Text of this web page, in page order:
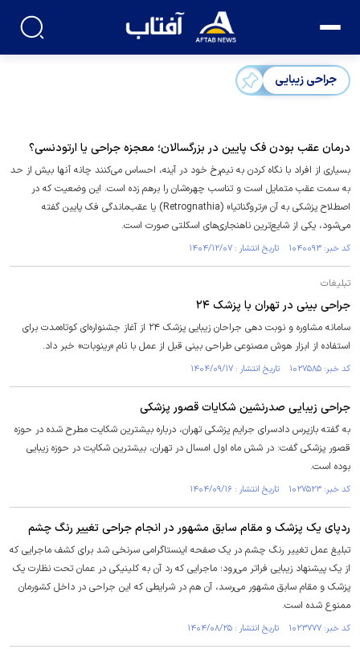
جراحی زیبایی
درمان عقب بودن فک پایین در بزرگسالان؛ معجزه جراحی یا ارتودنسی؟
بسیاری از افراد با نگاه کردن به نیم‌رخ خود در آینه، احساس می‌کنند چانه آنها بیش از حد
به سمت عقب متمایل است و تناسب چهره‌شان را برهم زده است. این وضعیت که در
اصطلاح پزشکی به آن «رتروگناتیا» (Retrognathia) یا عقب‌ماندگی فک پایین گفته
می‌شود، یکی از شایع‌ترین ناهنجاری‌های اسکلتی صورت است.
کد خبر: ۱۰۴۰۰۹۳ تاریخ انتشار : ۱۴۰۴/۱۲/۰۷
تبلیغات
جراحی بینی در تهران با پزشک ۲۴
سامانه مشاوره و نوبت دهی جراحان زیبایی پزشک ۲۴ از آغاز جشنواره‌ای کوتاه‌مدت برای
استفاده از ابزار هوش مصنوعی طراحی بینی قبل از عمل با نام «رینوبات» خبر داد.
کد خبر: ۱۰۲۷۵۸۵ تاریخ انتشار : ۱۴۰۴/۰۹/۱۷
جراحی زیبایی صدرنشین شکایات قصور پزشکی
به گفته بازپرس دادسرای جرایم پزشکی تهران، درباره بیشترین شکایت مطرح شده در حوزه
قصور پزشکی گفت: در شش ماه اول امسال در تهران، بیشترین شکایت در حوزه زیبایی
بوده است.
کد خبر: ۱۰۲۷۵۲۳ تاریخ انتشار : ۱۴۰۴/۰۹/۱۶
ردپای یک پزشک و مقام سابق مشهور در انجام جراحی تغییر رنگ چشم
تبلیغ عمل تغییر رنگ چشم در یک صفحه اینستاگرامی سرنخی شد برای کشف ماجرایی که
از یک پیشنهاد زیبایی فراتر می‌رود؛ ماجرایی که رد آن به کلینیکی در عمان تحت نظارت یک
پزشک و مقام سابق مشهور می‌رسد، آن هم در شرایطی که این جراحی در داخل کشورمان
ممنوع شده است.
کد خبر: ۱۰۲۳۷۷۷ تاریخ انتشار : ۱۴۰۴/۰۸/۲۵